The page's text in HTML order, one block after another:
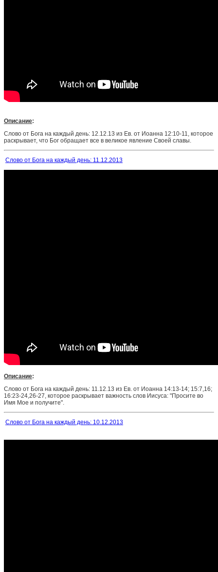
Описание:
Слово от Бога на каждый день: 12.12.13 из Ев. от Иоанна 12:10-11, которое
раскрывает, что Бог обращает все в великое явление Своей славы.
Слово от Бога на каждый день: 11.12.2013
Описание:
Слово от Бога на каждый день: 11.12.13 из Ев. от Иоанна 14:13-14; 15:7,16;
16:23-24,26-27, которое раскрывает важность слов Иисуса: "Просите во
Имя Мое и получите".
Слово от Бога на каждый день: 10.12.2013